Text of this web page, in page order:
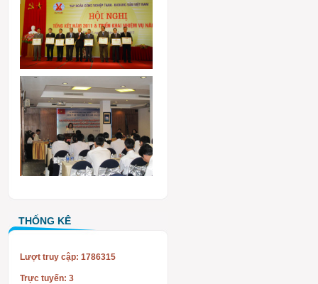
THỐNG KÊ
Lượt truy cập: 1786315
Trực tuyến: 3